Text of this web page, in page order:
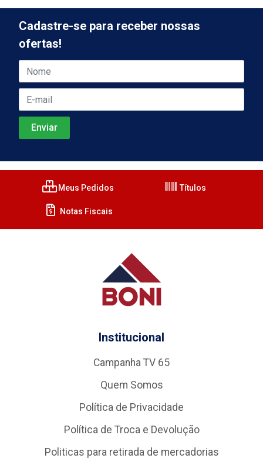
Cadastre-se para receber nossas
ofertas!
Meus Pedidos Títulos
Notas Fiscais
Institucional
Campanha TV 65
Quem Somos
Política de Privacidade
Política de Troca e Devolução
Politicas para retirada de mercadorias